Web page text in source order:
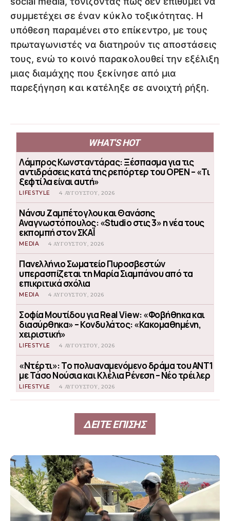
συμμετέχει σε έναν κύκλο τοξικότητας. Η
υπόθεση παραμένει στο επίκεντρο, με τους
πρωταγωνιστές να διατηρούν τις αποστάσεις
τους, ενώ το κοινό παρακολουθεί την εξέλιξη
μιας διαμάχης που ξεκίνησε από μια
παρεξήγηση και κατέληξε σε ανοιχτή ρήξη.
WHAT'S HOT
Λάμπρος Κωνσταντάρας: Ξέσπασμα για τις
αντιδράσεις κατά της ρεπόρτερ του OPEN – «Τι
ξεφτίλα είναι αυτή»
LIFESTYLE 4 ΑΥΓΟΎΣΤΟΥ, 2026
Νάνσυ Ζαμπέτογλου και Θανάσης
Αναγνωστόπουλος: «Studio στις 3» η νέα τους
εκπομπή στον ΣΚΑΪ
MEDIA 4 ΑΥΓΟΎΣΤΟΥ, 2026
Πανελλήνιο Σωματείο Πυροσβεστών
υπερασπίζεται τη Μαρία Σιαμπάνου από τα
επικριτικά σχόλια
MEDIA 4 ΑΥΓΟΎΣΤΟΥ, 2026
Σοφία Μουτίδου για Real View: «Φοβήθηκα και
διασύρθηκα» – Κονδυλάτος: «Κακομαθημένη,
χειριστική»
LIFESTYLE 4 ΑΥΓΟΎΣΤΟΥ, 2026
«Ντέρτι»: Το πολυαναμενόμενο δράμα του ΑΝΤ1
με Τάσο Νούσια και Κλέλια Ρένεση – Νέο τρέιλερ
LIFESTYLE 4 ΑΥΓΟΎΣΤΟΥ, 2026
ΔΕΙΤΕ ΕΠΙΣΗΣ